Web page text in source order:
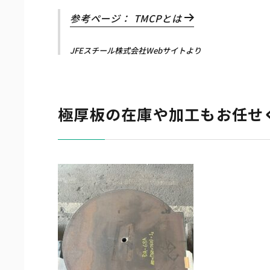
参考ページ： TMCPとは
JFEスチール株式会社Webサイトより
極厚板の在庫や加工もお任せ